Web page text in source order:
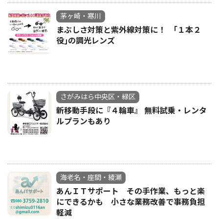
茅ヶ崎・寒川
まぶしさ対策と紫外線対策に！ ｢１本２
役｣の調光レンズ
さがみはら中央区・緑区
新移動手段に『４輪車』 無料試乗・レンタ
ルプランもあり
海老名・座間・綾瀬
あんＩＴサポート その手作業、もっと楽
にできるかも 小さな業務改善で事務負担
軽減